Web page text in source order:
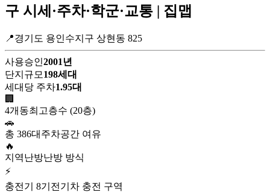
구 시세·주차·학군·교통 | 집맵
📍경기도 용인수지구 상현동 825
사용승인2001년
단지규모 198세대
세대당 주차1.95대
🏢
4개동최고층수 (20층)
🚗
총 386대 주차공간 여유
🔥
지역난방난방 방식
⚡
충전기 8기 전기차 충전 구역